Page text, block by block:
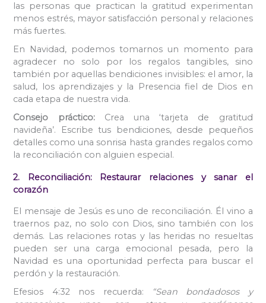
las personas que practican la gratitud experimentan
menos estrés, mayor satisfacción personal y relaciones
más fuertes.
En Navidad, podemos tomarnos un momento para
agradecer no solo por los regalos tangibles, sino
también por aquellas bendiciones invisibles: el amor, la
salud, los aprendizajes y la Presencia fiel de Dios en
cada etapa de nuestra vida.
Consejo práctico:Crea una ‘tarjeta de gratitud
navideña’. Escribe tus bendiciones, desde pequeños
detalles como una sonrisa hasta grandes regalos como
la reconciliación con alguien especial.
2. Reconciliación: Restaurar relaciones y sanar el
corazón
El mensaje de Jesús es uno de reconciliación. Él vino a
traernos paz, no solo con Dios, sino también con los
demás. Las relaciones rotas y las heridas no resueltas
pueden ser una carga emocional pesada, pero la
Navidad es una oportunidad perfecta para buscar el
perdón y la restauración.
Efesios 4:32 nos recuerda:
“Sean bondadosos y